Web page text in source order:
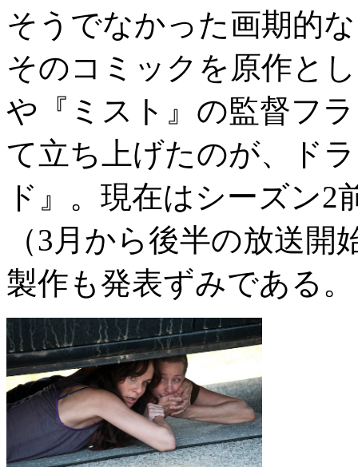
そうでなかった画期的
そのコミックを原作と
や『ミスト』の監督フ
て立ち上げたのが、ド
ド』。現在はシーズン
（3月から後半の放送
製作も発表ずみである。